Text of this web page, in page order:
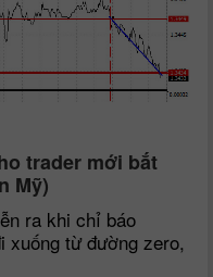
trader mới bắt
Mỹ)
ra khi chỉ báo
xuống từ đường zero,